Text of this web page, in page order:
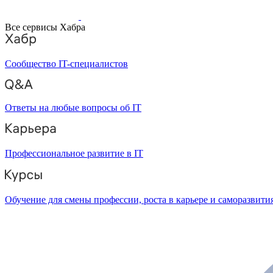
Все сервисы Хабра
Сообщество IT-специалистов
Ответы на любые вопросы об IT
Профессиональное развитие в IT
Обучение для смены профессии, роста в карьере и